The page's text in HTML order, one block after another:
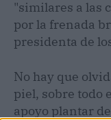
"similares a las
por la frenada
presidenta de
No hay que
piel, sobre todo
apoyo plantar